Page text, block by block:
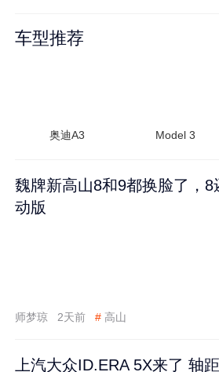
车型推荐
奥迪A3 Model 3
魏牌新高山8和9都换脸了，8
动版
师梦琼 2天前 # 高山
上汽大众ID.ERA 5X来了 轴